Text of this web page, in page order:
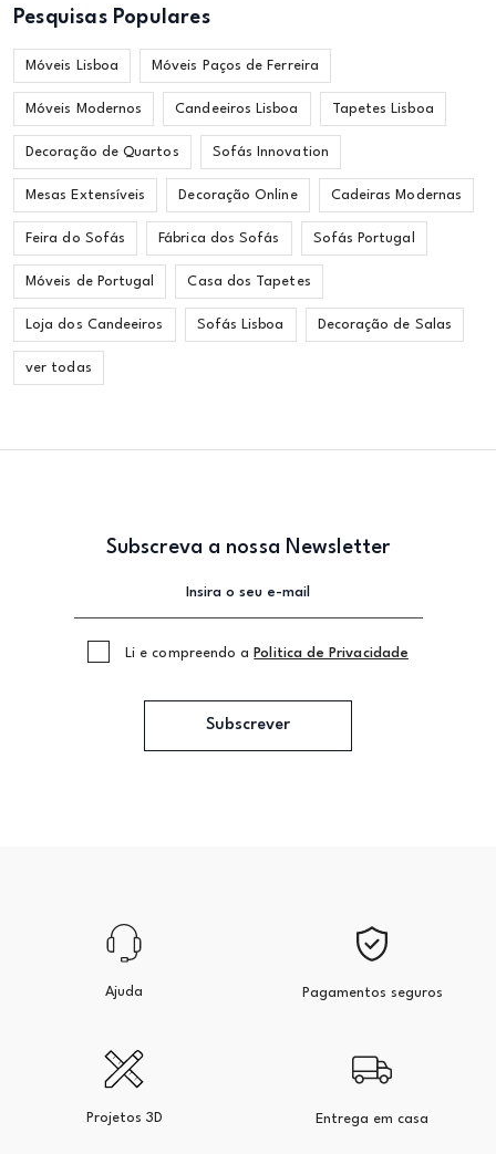
Pesquisas Populares
Móveis Lisboa Móveis Paços de Ferreira
Móveis Modernos Candeeiros Lisboa Tapetes Lisboa
Decoração de Quartos Sofás Innovation
Mesas Extensíveis Decoração Online Cadeiras Modernas
Feira do Sofás Fábrica dos Sofás Sofás Portugal
Móveis de Portugal Casa dos Tapetes
Loja dos Candeeiros Sofás Lisboa Decoração de Salas
ver todas
Subscreva a nossa Newsletter
Li e compreendo a Politica de Privacidade
Subscrever
Ajuda Pagamentos seguros
Projetos 3D Entrega em casa